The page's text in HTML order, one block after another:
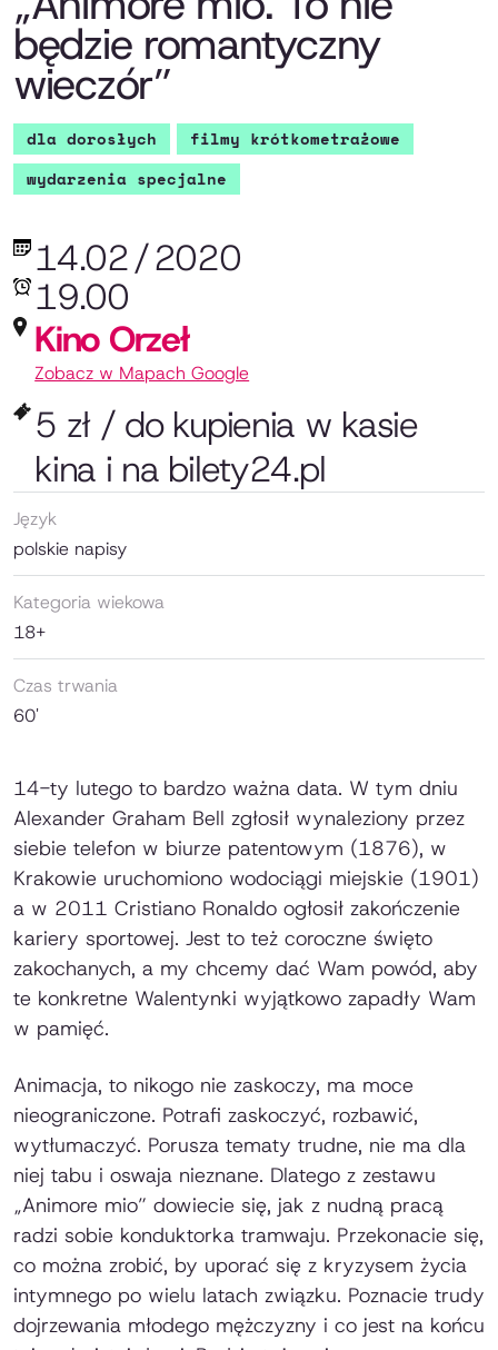
będzie romantyczny
wieczór”
dla dorosłych
filmy krótkometrażowe
wydarzenia specjalne
14.02/2020
19.00
Kino Orzeł
Zobacz w Mapach Google
5 zł / do kupienia w kasie
kina i na bilety24.pl
Język
polskie napisy
Kategoria wiekowa
18+
Czas trwania
60'
14-ty lutego to bardzo ważna data. W tym dniu
Alexander Graham Bell zgłosił wynaleziony przez
siebie telefon w biurze patentowym (1876), w
Krakowie uruchomiono wodociągi miejskie (1901)
a w 2011 Cristiano Ronaldo ogłosił zakończenie
kariery sportowej. Jest to też coroczne święto
zakochanych, a my chcemy dać Wam powód, aby
te konkretne Walentynki wyjątkowo zapadły Wam
w pamięć.
Animacja, to nikogo nie zaskoczy, ma moce
nieograniczone. Potrafi zaskoczyć, rozbawić,
wytłumaczyć. Porusza tematy trudne, nie ma dla
niej tabu i oswaja nieznane. Dlatego z zestawu
„Animore mio” dowiecie się, jak z nudną pracą
radzi sobie konduktorka tramwaju. Przekonacie się,
co można zrobić, by uporać się z kryzysem życia
intymnego po wielu latach związku. Poznacie trudy
dojrzewania młodego mężczyzny i co jest na końcu